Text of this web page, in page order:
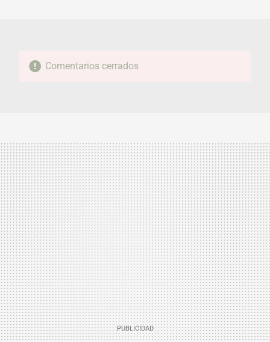
Comentarios cerrados